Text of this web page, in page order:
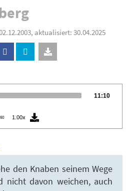
aktualisiert: 30.04.2025
Total
11:10
60 1.00x
den Knaben seinem Wege
nicht davon weichen, auch